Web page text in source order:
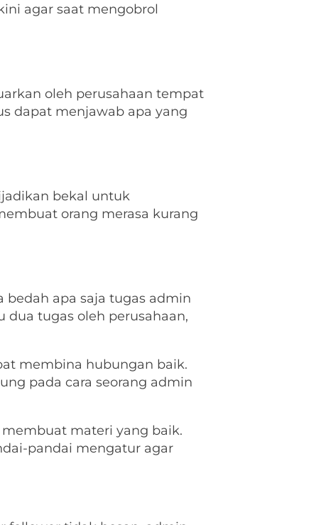
agar saat mengobrol
oleh perusahaan tempat
dapat menjawab apa yang
bekal untuk
orang merasa kurang
apa saja tugas admin
dua tugas oleh perusahaan,
membina hubungan baik.
pada cara seorang admin
materi yang baik.
pandai mengatur agar